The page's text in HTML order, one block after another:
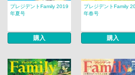
プレジデントFamily 2019
年夏号
購入
プレジデントFamily
年春号
購入